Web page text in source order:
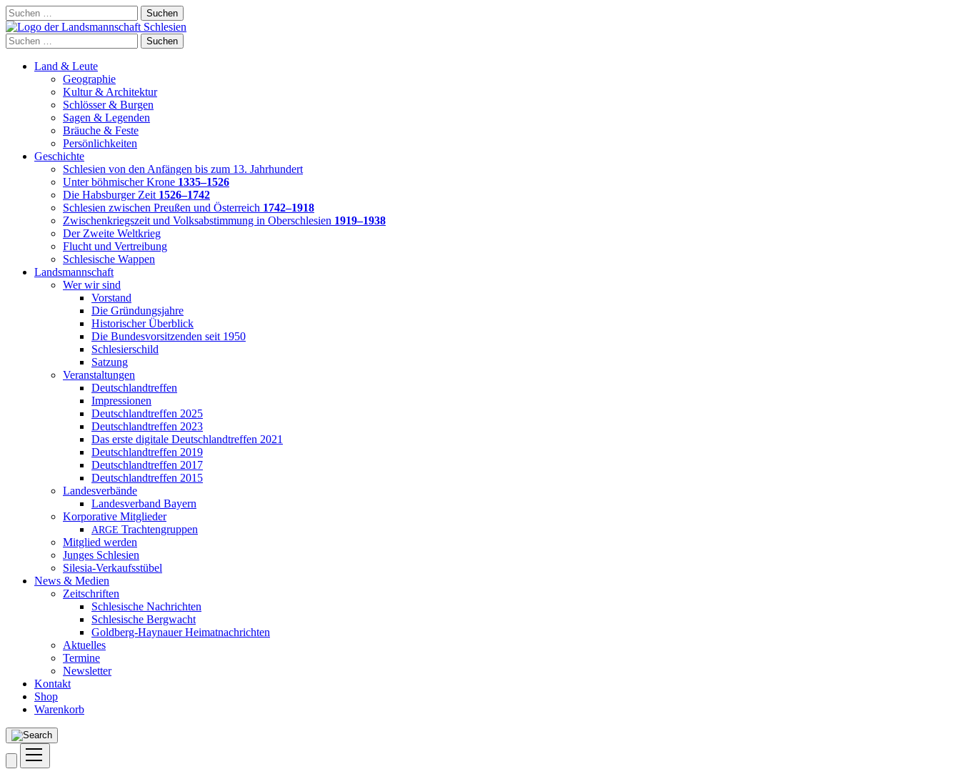
Skip
to
content
Suchen
nach:
Suchen
nach:
Land & Leute
Geographie
Kultur & Architektur
Schlösser & Burgen
Sagen & Legenden
Bräuche & Feste
Persönlichkeiten
Geschichte
Schlesien von den Anfängen bis zum 13. Jahrhundert
Unter böhmischer Krone 1335–1526
Die Habsburger Zeit 1526–1742
Schlesien zwischen Preußen und Österreich 1742–1918
Zwischenkriegszeit und Volksabstimmung in Oberschlesien 1919–1938
Der Zweite Weltkrieg
Flucht und Vertreibung
Schlesische Wappen
Landsmannschaft
Wer wir sind
Vorstand
Die Gründungsjahre
Historischer Überblick
Die Bundesvorsitzenden seit 1950
Schlesierschild
Satzung
Veranstaltungen
Deutschlandtreffen
Impressionen
Deutschlandtreffen 2025
Deutschlandtreffen 2023
Das erste digitale Deutschlandtreffen 2021
Deutschlandtreffen 2019
Deutschlandtreffen 2017
Deutschlandtreffen 2015
Landesverbände
Landesverband Bayern
Korporative Mitglieder
ARGE Trachtengruppen
Mitglied werden
Junges Schlesien
Silesia-Verkaufsstübel
News & Medien
Zeitschriften
Schlesische Nachrichten
Schlesische Bergwacht
Goldberg-Haynauer Heimatnachrichten
Aktuelles
Termine
Newsletter
Kontakt
Shop
Warenkorb